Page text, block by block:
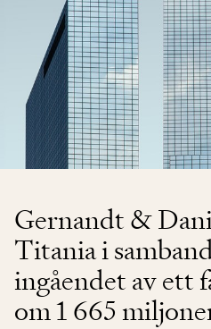
Gernandt &
Titania i
ingåendet av ett
om 1 665